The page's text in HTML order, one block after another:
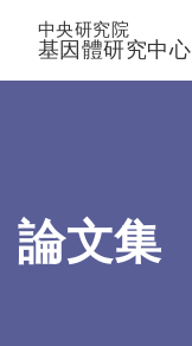
中央研究院
基因體研究中心
論文集